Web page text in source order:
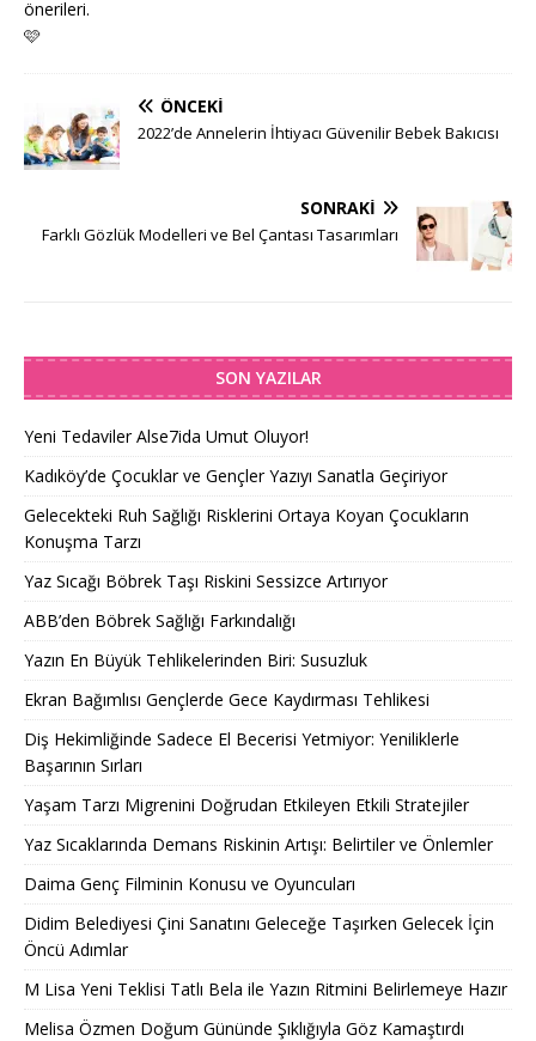
önerileri.
🩷
ÖNCEKI
2022’de Annelerin İhtiyacı Güvenilir Bebek Bakıcısı
SONRAKI
Farklı Gözlük Modelleri ve Bel Çantası Tasarımları
SON YAZILAR
Yeni Tedaviler Alse7ida Umut Oluyor!
Kadıköy’de Çocuklar ve Gençler Yazıyı Sanatla Geçiriyor
Gelecekteki Ruh Sağlığı Risklerini Ortaya Koyan Çocukların
Konuşma Tarzı
Yaz Sıcağı Böbrek Taşı Riskini Sessizce Artırıyor
ABB’den Böbrek Sağlığı Farkındalığı
Yazın En Büyük Tehlikelerinden Biri: Susuzluk
Ekran Bağımlısı Gençlerde Gece Kaydırması Tehlikesi
Diş Hekimliğinde Sadece El Becerisi Yetmiyor: Yeniliklerle
Başarının Sırları
Yaşam Tarzı Migrenini Doğrudan Etkileyen Etkili Stratejiler
Yaz Sıcaklarında Demans Riskinin Artışı: Belirtiler ve Önlemler
Daima Genç Filminin Konusu ve Oyuncuları
Didim Belediyesi Çini Sanatını Geleceğe Taşırken Gelecek İçin
Öncü Adımlar
M Lisa Yeni Teklisi Tatlı Bela ile Yazın Ritmini Belirlemeye Hazır
Melisa Özmen Doğum Gününde Şıklığıyla Göz Kamaştırdı